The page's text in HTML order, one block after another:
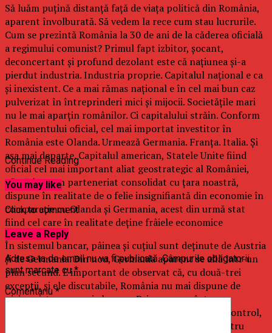
Să luăm puțină distanță față de viața politică din România,
aparent învolburată. Să vedem la rece cum stau lucrurile.
Cum se prezintă România la 30 de ani de la căderea oficială
a regimului comunist? Primul fapt izbitor, șocant,
deconcertant și profund dezolant este că națiunea și-a
pierdut industria. Industria proprie. Capitalul național e ca
și inexistent. Ce a mai rămas național e în cel mai bun caz
pulverizat în întreprinderi mici și mijocii. Societățile mari
nu le mai aparțin românilor. Ci capitalului străin. Conform
clasamentului oficial, cel mai importat investitor în
România este Olanda. Urmează Germania. Franța. Italia. Și
așa mai departe. Capitalul american, Statele Unite fiind
oficial cel mai important aliat geostrategic al României,
aflată într-un parteneriat consolidat cu țara noastră,
dispune în realitate de o felie insignifiantă din economie în
comparație cu Olanda și Germania, acest din urmă stat
fiind cel care în realitate deține frâiele economice
În sistemul bancar, pâinea și cuțiul sunt deținute de Austria
și de Germania. Din nou, Germania aparent se află într-un
plan secund. E important de observat că, cu două-trei
excepții, și ele discutabile, România nu mai dispune de
niciun sistem propriu bancar. Prin urmare, într-o
competiție industrială pe care am scăpat-o de sub control,
decizia în ceea ce privește acordarea de credite pentru
Continue Reading
You may like
Click to comment
Leave a Reply
Adresa ta de email nu va fi publicată. Câmpurile obligatorii
sunt marcate cu*
Comentariu*